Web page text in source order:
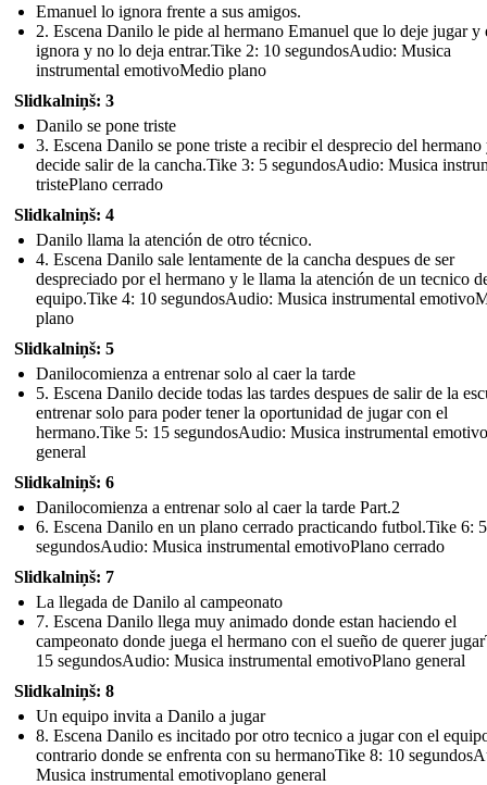
Emanuel lo ignora frente a sus amigos.
2. Escena Danilo le pide al hermano Emanuel que lo deje jugar y
ignora y no lo deja entrar.Tike 2: 10 segundosAudio: Musica
instrumental emotivoMedio plano
Slidkalniņš: 3
Danilo se pone triste
3. Escena Danilo se pone triste a recibir el desprecio del hermano
decide salir de la cancha.Tike 3: 5 segundosAudio: Musica
tristePlano cerrado
Slidkalniņš: 4
Danilo llama la atención de otro técnico.
4. Escena Danilo sale lentamente de la cancha despues de ser
despreciado por el hermano y le llama la atención de un tecnico
equipo.Tike 4: 10 segundosAudio: Musica instrumental
plano
Slidkalniņš: 5
Danilocomienza a entrenar solo al caer la tarde
5. Escena Danilo decide todas las tardes despues de salir de la
entrenar solo para poder tener la oportunidad de jugar con el
hermano.Tike 5: 15 segundosAudio: Musica instrumental
general
Slidkalniņš: 6
Danilocomienza a entrenar solo al caer la tarde Part.2
6. Escena Danilo en un plano cerrado practicando futbol.Tike 6: 5
segundosAudio: Musica instrumental emotivoPlano cerrado
Slidkalniņš: 7
La llegada de Danilo al campeonato
7. Escena Danilo llega muy animado donde estan haciendo el
campeonato donde juega el hermano con el sueño de querer
15 segundosAudio: Musica instrumental emotivoPlano general
Slidkalniņš: 8
Un equipo invita a Danilo a jugar
8. Escena Danilo es incitado por otro tecnico a jugar con el
contrario donde se enfrenta con su hermanoTike 8: 10
Musica instrumental emotivoplano general